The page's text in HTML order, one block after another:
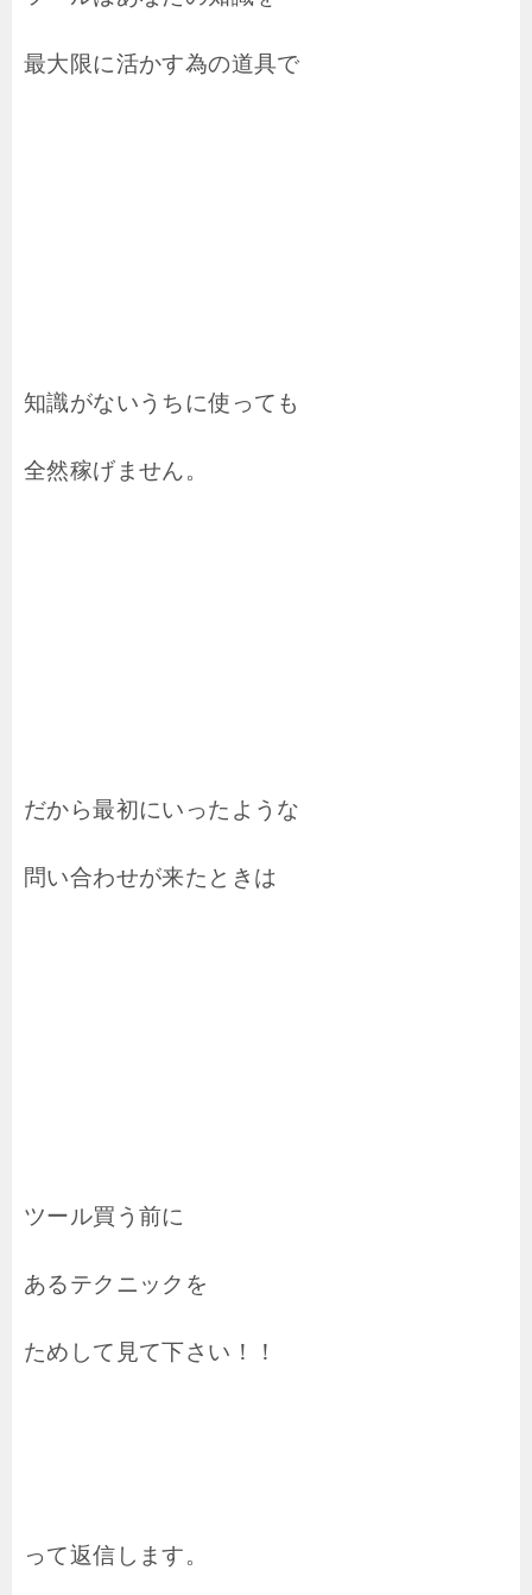
最大限に活かす為の道具で
知識がないうちに使っても
全然稼げません。
だから最初にいったような
問い合わせが来たときは
ツール買う前に
あるテクニックを
ためして見て下さい！！
って返信します。